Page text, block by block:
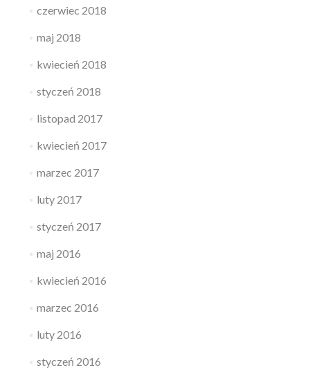
czerwiec 2018
maj 2018
kwiecień 2018
styczeń 2018
listopad 2017
kwiecień 2017
marzec 2017
luty 2017
styczeń 2017
maj 2016
kwiecień 2016
marzec 2016
luty 2016
styczeń 2016